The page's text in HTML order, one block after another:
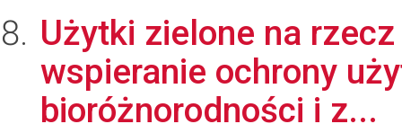
Użytki zielone na
wspieranie ochrony
bioróżnorodności i z...